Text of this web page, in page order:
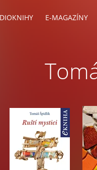
E-MAGAZÍNY